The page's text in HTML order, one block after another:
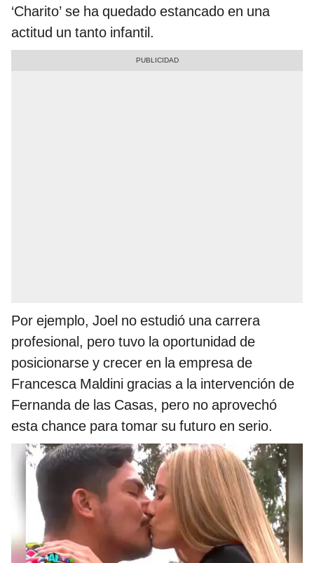
‘Charito’ se ha quedado estancado en una
actitud un tanto infantil.
Por ejemplo, Joel no estudió una carrera
profesional, pero tuvo la oportunidad de
posicionarse y crecer en la empresa de
Francesca Maldini gracias a la intervención de
Fernanda de las Casas, pero no aprovechó
esta chance para tomar su futuro en serio.